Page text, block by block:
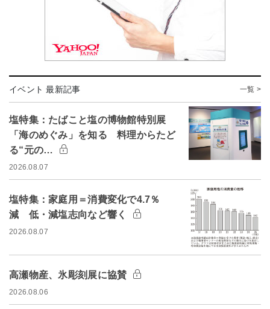
イベント 最新記事 一覧 >
塩特集：たばこと塩の博物館特別展
「海のめぐみ」を知る 料理からたど
る“元の…
2026.08.07
塩特集：家庭用＝消費変化で4.7％
減 低・減塩志向など響く
2026.08.07
高瀬物産、氷彫刻展に協賛
2026.08.06